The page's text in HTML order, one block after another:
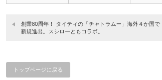
b…
創業80周年！ タイティの「チャトラムー」海外４か国で
新規進出。スシローともコラボ。
トップページに戻る